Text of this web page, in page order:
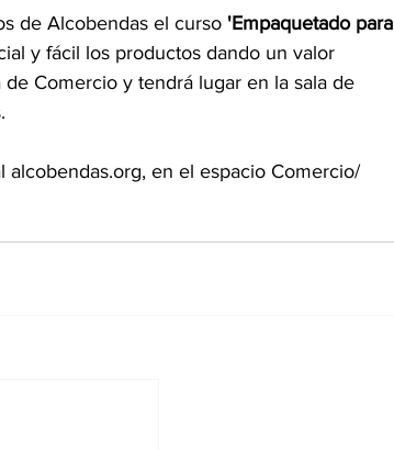
de Alcobendas el curso 'Empaquetado para
y fácil los productos dando un valor
Comercio y tendrá lugar en la sala de
en el espacio Comercio/